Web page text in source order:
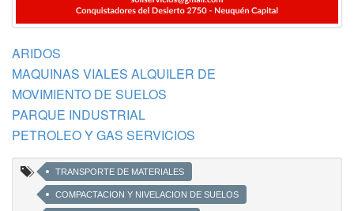
ARIDOS
MAQUINAS VIALES ALQUILER DE
MOVIMIENTO DE SUELOS
PARQUE INDUSTRIAL
PETROLEO Y GAS SERVICIOS
TRANSPORTE DE MATERIALES
COMPACTACION Y NIVELACION DE SUELOS